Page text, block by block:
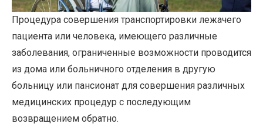
Процедура совершения транспортировки лежачего
пациента или человека, имеющего различные
заболевания, ограниченные возможности проводится
из дома или больничного отделения в другую
больницу или пансионат для совершения различных
медицинских процедур с последующим
возвращением обратно.